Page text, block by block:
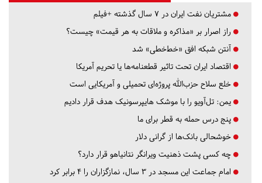
مشتریان نفت ایران در ۷ سال گذشته +فیلم
راز اصرار بر «مذاکره و ملاقات به هر قیمت» چیست؟
آنتن شبکه افق «خط‌خطی» شد
اقتصاد ایران تحت تاثیر قطعنامه‌ها یا تحریم‌ آمریکا
خلع سلاح حزب‌الله پروژه‌ای تحمیلی و آمریکایی است
یمن: تل‌آویو را با موشک هایپرسونیک هدف قرار دادیم
پنج درس‌ حمله به قطر برای ما
خوشحالی بانک‌ها از گرانی دلار
چه کسی پشت ذهنیت ویرانگر نتانیاهو قرار دارد؟
امام جماعت این مسجد در ۳ سال، نمازگزاران را ۴ برابر کرد